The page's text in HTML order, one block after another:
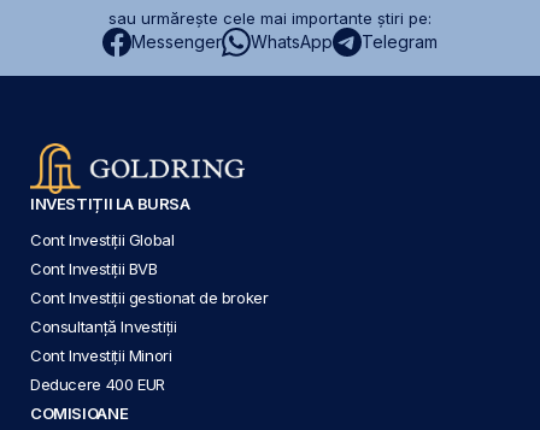
sau urmărește cele mai importante știri pe:
Messenger WhatsApp Telegram
INVESTIȚII LA BURSA
Cont Investiții Global
Cont Investiții BVB
Cont Investiții gestionat de broker
Consultanță Investiții
Cont Investiții Minori
Deducere 400 EUR
COMISIOANE